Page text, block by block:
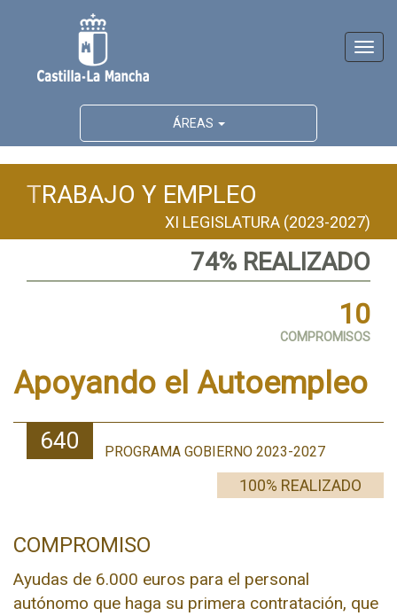
ÁREAS
TRABAJO Y EMPLEO
XI LEGISLATURA (2023-2027)
74% REALIZADO
10
COMPROMISOS
Apoyando el Autoempleo
640 PROGRAMA GOBIERNO 2023-2027
100% REALIZADO
COMPROMISO
Ayudas de 6.000 euros para el personal
autónomo que haga su primera contratación, que